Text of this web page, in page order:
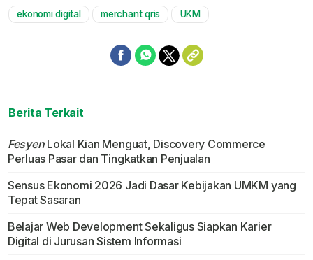
ekonomi digital merchant qris UKM
Berita Terkait
FesyenLokal Kian Menguat, Discovery Commerce
Perluas Pasar dan Tingkatkan Penjualan
Sensus Ekonomi 2026 Jadi Dasar Kebijakan UMKM yang
Tepat Sasaran
Belajar Web Development Sekaligus Siapkan Karier
Digital di Jurusan Sistem Informasi